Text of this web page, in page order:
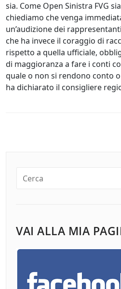
sia. Come Open Sinistra FVG
chiediamo che venga
un’audizione dei
che ha invece il coraggio di
rispetto a quella ufficiale,
di maggioranza a fare i conti
quale o non si rendono conto
ha dichiarato il consigliere
VAI ALLA MIA